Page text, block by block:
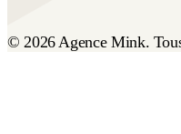
© 2026 Agence Mink.